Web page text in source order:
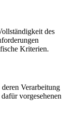
des
Kriterien.
Verarbeitung
vorgesehenen